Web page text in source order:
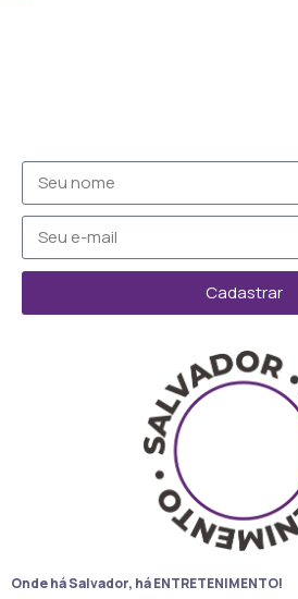
Cadastrar
Onde há Salvador, há ENTRETENIMENTO!